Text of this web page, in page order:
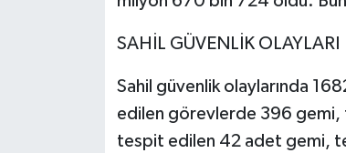
SAHİL GÜVENLİK OLAYLARI
Sahil güvenlik olaylarında
edilen görevlerde 396 gemi,
tespit edilen 42 adet gemi,